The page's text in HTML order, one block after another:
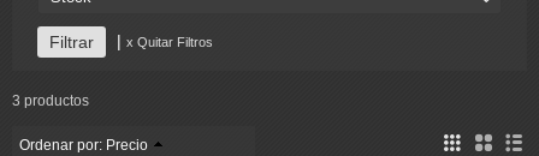
| x Quitar Filtros
3 productos
Ordenar por: Precio